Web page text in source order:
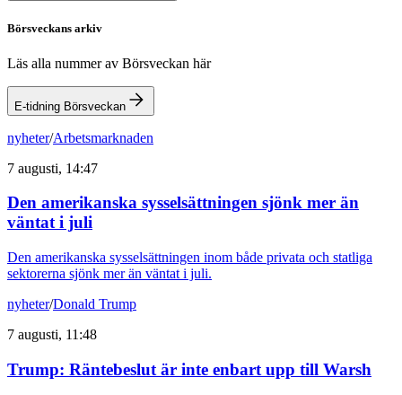
Börsveckans arkiv
Läs alla nummer av Börsveckan här
E-tidning Börsveckan
nyheter/Arbetsmarknaden
7 augusti, 14:47
Den amerikanska sysselsättningen sjönk mer än
väntat i juli
Den amerikanska sysselsättningen inom både privata och statliga
sektorerna sjönk mer än väntat i juli.
nyheter/Donald Trump
7 augusti, 11:48
Trump: Räntebeslut är inte enbart upp till Warsh